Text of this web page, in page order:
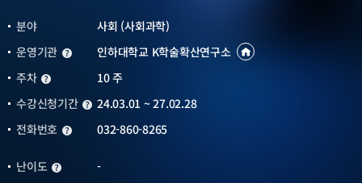
분야
사회 (사회과학)
운영기관 운영기관인하대학교 K학술확산연구소
운영기관
바로가기
주차 주차
10 주
수강신청기간 수강신청기간
24.03.01 ~ 27.02.28
전화번호 전화번호032-860-8265
난이도 난이도
-